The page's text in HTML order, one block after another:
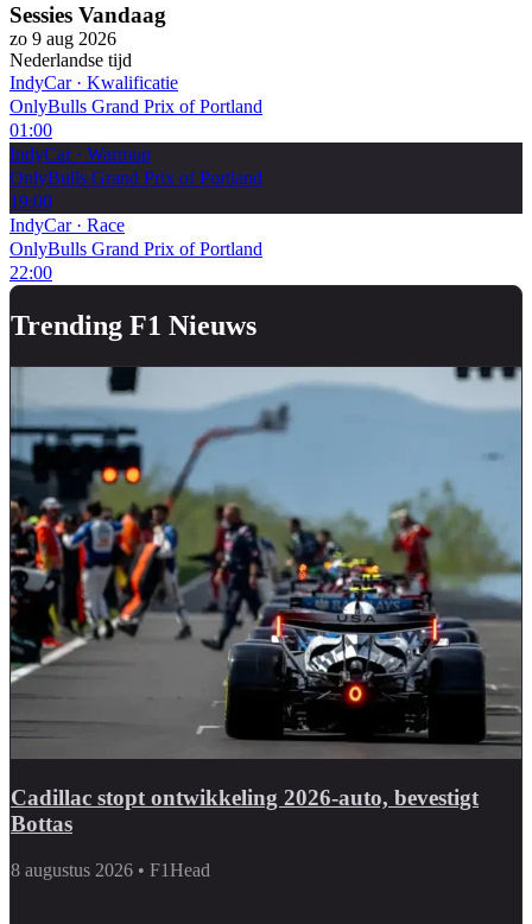
Sessies Vandaag
zo 9 aug 2026
Nederlandse tijd
IndyCar· Kwalificatie
OnlyBulls Grand Prix of Portland
01:00
IndyCar· Warmup
OnlyBulls Grand Prix of Portland
19:00
IndyCar· Race
OnlyBulls Grand Prix of Portland
22:00
Trending F1 Nieuws
Cadillac stopt ontwikkeling 2026-auto, bevestigt
Bottas
8 augustus 2026 • F1Head